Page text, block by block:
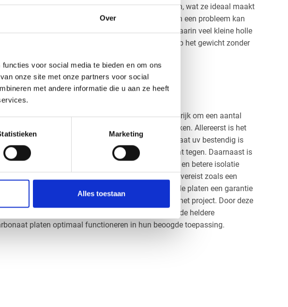
Over
voor social media te bieden en om ons
onze site met onze partners voor social
met andere informatie die u aan ze heeft
Marketing
Alles toestaan
speciale coating hebben om UV-straling te blokkeren, wat ze ideaal maakt
waar langdurige blootstelling aan de zon een probleem kan
De laatste soort zijn kanaalplaten, dit zijn platen waarin veel kleine holle
zijn aangebracht. Hierdoor wordt er veel bespaart op het gewicht zonder
moet je op letten bij heldere
van polycarbonaat platen helder is het belangrijk om een aantal
in overweging te nemen om de juiste keuze te maken. Allereerst is het
om naar de uv bestendigheid te kijken. Als een plaat uv bestendig is
de plaat minder snel verkleuren of houdt het zonlicht tegen. Daarnaast is
van belang. Waarbij dikkere platen meer stevigheid en betere isolatie
Dit is handig bij projecten waarbij veel stevigheid is vereist zoals een
Ten slotte is het raadzaam om na te gaan of de platen een garantie
die overeenkomt met de verwachte levensduur van het project. Door deze
zorgvuldig te overwegen, kunt u ervoor zorgen dat de heldere
platen optimaal functioneren in hun beoogde toepassing.